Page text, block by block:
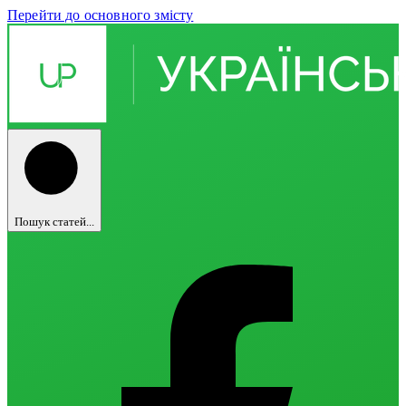
Перейти до основного змісту
Пошук статей...